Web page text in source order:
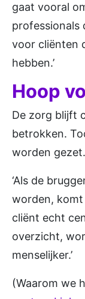
gaat vooral
professionals
voor cliënten
hebben.’
Hoop
De zorg blijft
betrokken.
worden gezet.
‘Als de
worden, komt
cliënt echt
overzicht,
menselijker.’
(Waarom we